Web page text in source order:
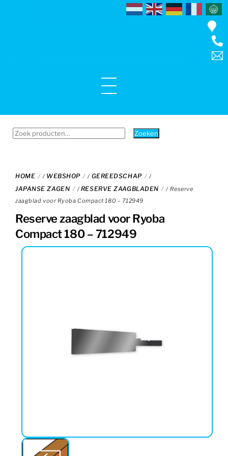
Menu
Zoeken
Zoeken
HOME / WEBSHOP / GEREEDSCHAP /
JAPANSE ZAGEN / RESERVE ZAAGBLADEN
/ Reserve
zaagblad voor Ryoba Compact 180 – 712949
Reserve zaagblad voor Ryoba
Compact 180 – 712949